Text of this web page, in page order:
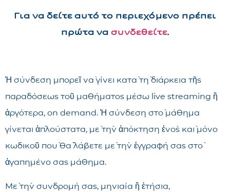
Για να δείτε αυτό το περιεχόμενο πρέπει
πρώτα να συνδεθείτε.
Ἡ σύνδεση μπορεῖ νὰ γίνει κατὰ τὴ διάρκεια τῆς
παραδόσεως τοῦ μαθήματος μέσω live streaming ἢ
ἀργότερα, on demand. Ἡ σύνδεση στὸ μάθημα
γίνεται ἁπλούστατα, μὲ τὴν ἀπόκτηση ἑνὸς καὶ μόνο
κωδικοῦ ποὺ θὰ λάβετε μὲ τὴν ἐγγραφή σας στὸ
ἀγαπημένο σας μάθημα.
Μὲ τὴν συνδρομή σας, μηνιαία ἢ ἐτήσια,